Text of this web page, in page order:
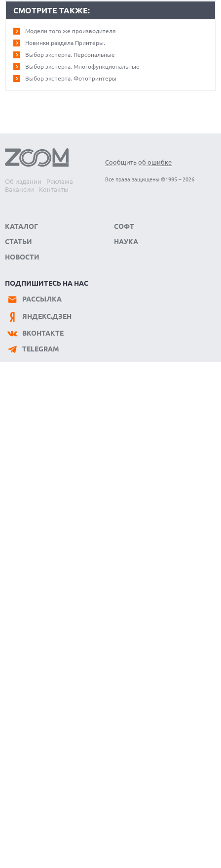
СМОТРИТЕ ТАКЖЕ:
Модели того же производителя
Новинки раздела Принтеры.
Выбор эксперта. Персональные
Выбор эксперта. Многофункциональные
Выбор эксперта. Фотопринтеры
Об издании
Реклама
Вакансии
Контакты
Сообщить об ошибке
Все права защищены ©1995 – 2026
КАТАЛОГ
СТАТЬИ
НОВОСТИ
СОФТ
НАУКА
ПОДПИШИТЕСЬ НА НАС
РАССЫЛКА
ЯНДЕКС.ДЗЕН
ВКОНТАКТЕ
TELEGRAM